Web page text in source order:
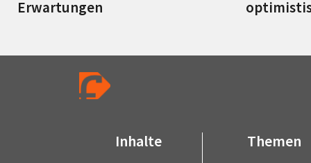
Erwartungen
Inhalte Themen